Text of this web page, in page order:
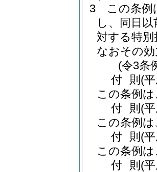
3
この条例
し、同日以
対する特
なおその
(令3条
付 則 (
この条例
付 則 (
この条例
付 則 (
この条例
付 則 (